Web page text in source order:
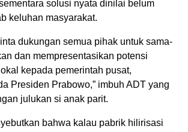
solusi nyata dinilai belum
keluhan masyarakat.
dukungan semua pihak untuk sama-
dan mempresentasikan potensi
kepada pemerintah pusat,
Presiden Prabowo,” imbuh ADT yang
julukan si anak parit.
bahwa kalau pabrik hilirisasi